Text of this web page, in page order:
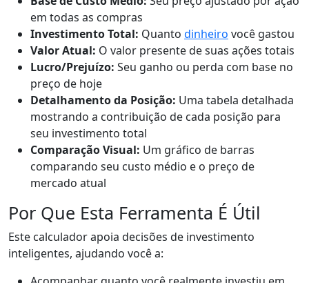
em todas as compras
Investimento Total: Quanto dinheiro você gastou
Valor Atual: O valor presente de suas ações totais
Lucro/Prejuízo: Seu ganho ou perda com base no
preço de hoje
Detalhamento da Posição: Uma tabela detalhada
mostrando a contribuição de cada posição para
seu investimento total
Comparação Visual: Um gráfico de barras
comparando seu custo médio e o preço de
mercado atual
Por Que Esta Ferramenta É Útil
Este calculador apoia decisões de investimento
inteligentes, ajudando você a: